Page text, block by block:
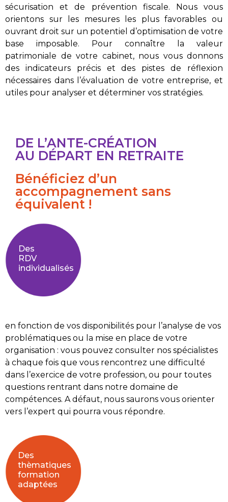
sécurisation et de prévention fiscale. Nous vous
orientons sur les mesures les plus favorables ou
ouvrant droit sur un potentiel d’optimisation de votre
base imposable. Pour connaître la valeur
patrimoniale de votre cabinet, nous vous donnons
des indicateurs précis et des pistes de réflexion
nécessaires dans l’évaluation de votre entreprise, et
utiles pour analyser et déterminer vos stratégies.
DE L’ANTE-CRÉATION
AU DÉPART EN RETRAITE
Bénéficiez d’un
accompagnement sans
équivalent !
Des
RDV
individualisés
en fonction de vos disponibilités pour l’analyse de vos
problématiques ou la mise en place de votre
organisation : vous pouvez consulter nos spécialistes
à chaque fois que vous rencontrez une difficulté
dans l’exercice de votre profession, ou pour toutes
questions rentrant dans notre domaine de
compétences. A défaut, nous saurons vous orienter
vers l’expert qui pourra vous répondre.
Des
thèmatiques
formation
adaptées